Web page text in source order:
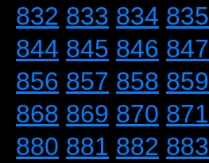
832 833 834 835
844 845 846 847
856 857 858 859
868 869 870 871
880 881 882 883